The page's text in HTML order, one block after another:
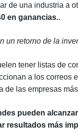
de una industria a
en ganancias..
un retorno de la
tener listas de
a los correos
de las empresas
pueden
resultados más